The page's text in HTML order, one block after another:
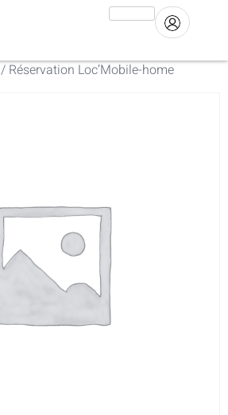
/ Réservation Loc’Mobile-home